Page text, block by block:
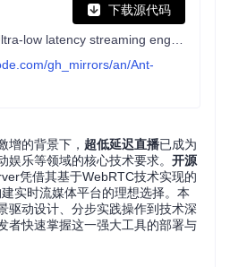
下载源代码
gh_mirrors/an/Ant-
增的背景下， 超低延迟直播已成为
乐等领域的核心技术要求。 开源
凭借其基于WebRTC技术实现的
实时流媒体平台的理想选择。本
驱动设计、分步实践操作到技术深
者快速掌握这一强大工具的部署与